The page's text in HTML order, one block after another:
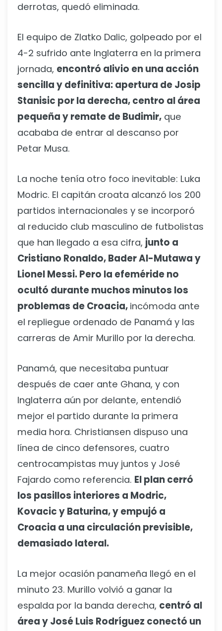
derrotas, quedó eliminada.
El equipo de Zlatko Dalic, golpeado por el
4-2 sufrido ante Inglaterra en la primera
jornada, encontró alivio en una acción
sencilla y definitiva: apertura de Josip
Stanisic por la derecha, centro al área
pequeña y remate de Budimir, que
acababa de entrar al descanso por
Petar Musa.
La noche tenía otro foco inevitable: Luka
Modric. El capitán croata alcanzó los 200
partidos internacionales y se incorporó
al reducido club masculino de futbolistas
que han llegado a esa cifra, junto a
Cristiano Ronaldo, Bader Al-Mutawa y
Lionel Messi. Pero la efeméride no
ocultó durante muchos minutos los
problemas de Croacia, incómoda ante
el repliegue ordenado de Panamá y las
carreras de Amir Murillo por la derecha.
Panamá, que necesitaba puntuar
después de caer ante Ghana, y con
Inglaterra aún por delante, entendió
mejor el partido durante la primera
media hora. Christiansen dispuso una
línea de cinco defensores, cuatro
centrocampistas muy juntos y José
Fajardo como referencia. El plan cerró
los pasillos interiores a Modric,
Kovacic y Baturina, y empujó a
Croacia a una circulación previsible,
demasiado lateral.
La mejor ocasión panameña llegó en el
minuto 23. Murillo volvió a ganar la
espalda por la banda derecha, centró al
área y José Luis Rodríguez conectó un